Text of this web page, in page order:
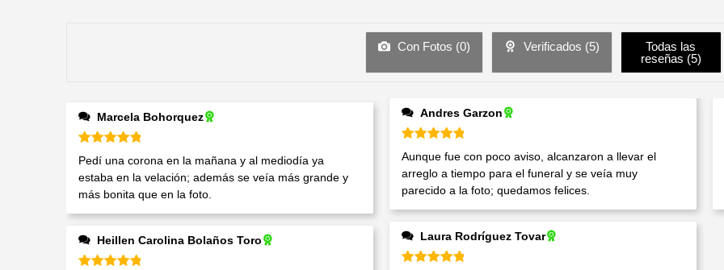
Con Fotos (0) Verificados (5)
Todas las
reseñas (5)
Marcela Bohorquez
Pedí una corona en la mañana y al mediodía ya
estaba en la velación; además se veía más grande y
más bonita que en la foto.
Heillen Carolina Bolaños Toro
Andres Garzon
Aunque fue con poco aviso, alcanzaron a llevar el
arreglo a tiempo para el funeral y se veía muy
parecido a la foto; quedamos felices.
Laura Rodríguez Tovar